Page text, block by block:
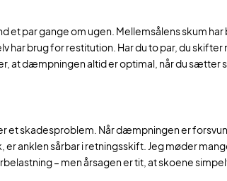
et par gange om ugen. Mellemsålens skum
har brug for restitution. Har du to par, du skifter
at dæmpningen altid er optimal, når du sætter
et skadesproblem. Når dæmpningen er
anklen sårbar i retningsskift. Jeg møder
– men årsagen er tit, at skoene